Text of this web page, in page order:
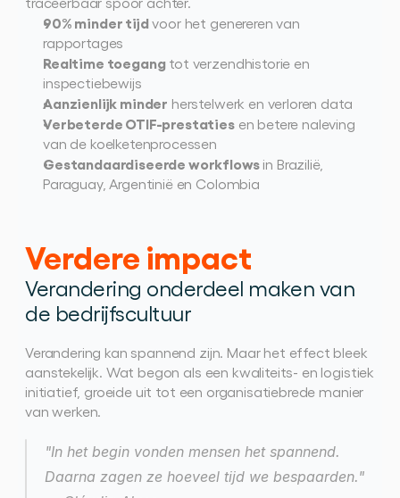
90% minder tijd voor het genereren van
rapportages
Realtime toegang tot verzendhistorie en
inspectiebewijs
Aanzienlijk minder herstelwerk en verloren data
Verbeterde OTIF-prestaties en betere naleving
van de koelketenprocessen
Gestandaardiseerde workflows in Brazilië,
Paraguay, Argentinië en Colombia
Verdere impact
Verandering onderdeel maken van
de bedrijfscultuur
Verandering kan spannend zijn. Maar het effect bleek
aanstekelijk. Wat begon als een kwaliteits- en logistiek
initiatief, groeide uit tot een organisatiebrede manier
van werken.
"In het begin vonden mensen het spannend.
Daarna zagen ze hoeveel tijd we bespaarden."